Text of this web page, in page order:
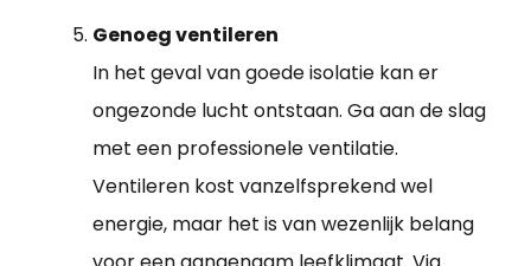
Genoeg ventileren
In het geval van goede isolatie kan er
ongezonde lucht ontstaan. Ga aan de slag
met een professionele ventilatie.
Ventileren kost vanzelfsprekend wel
energie, maar het is van wezenlijk belang